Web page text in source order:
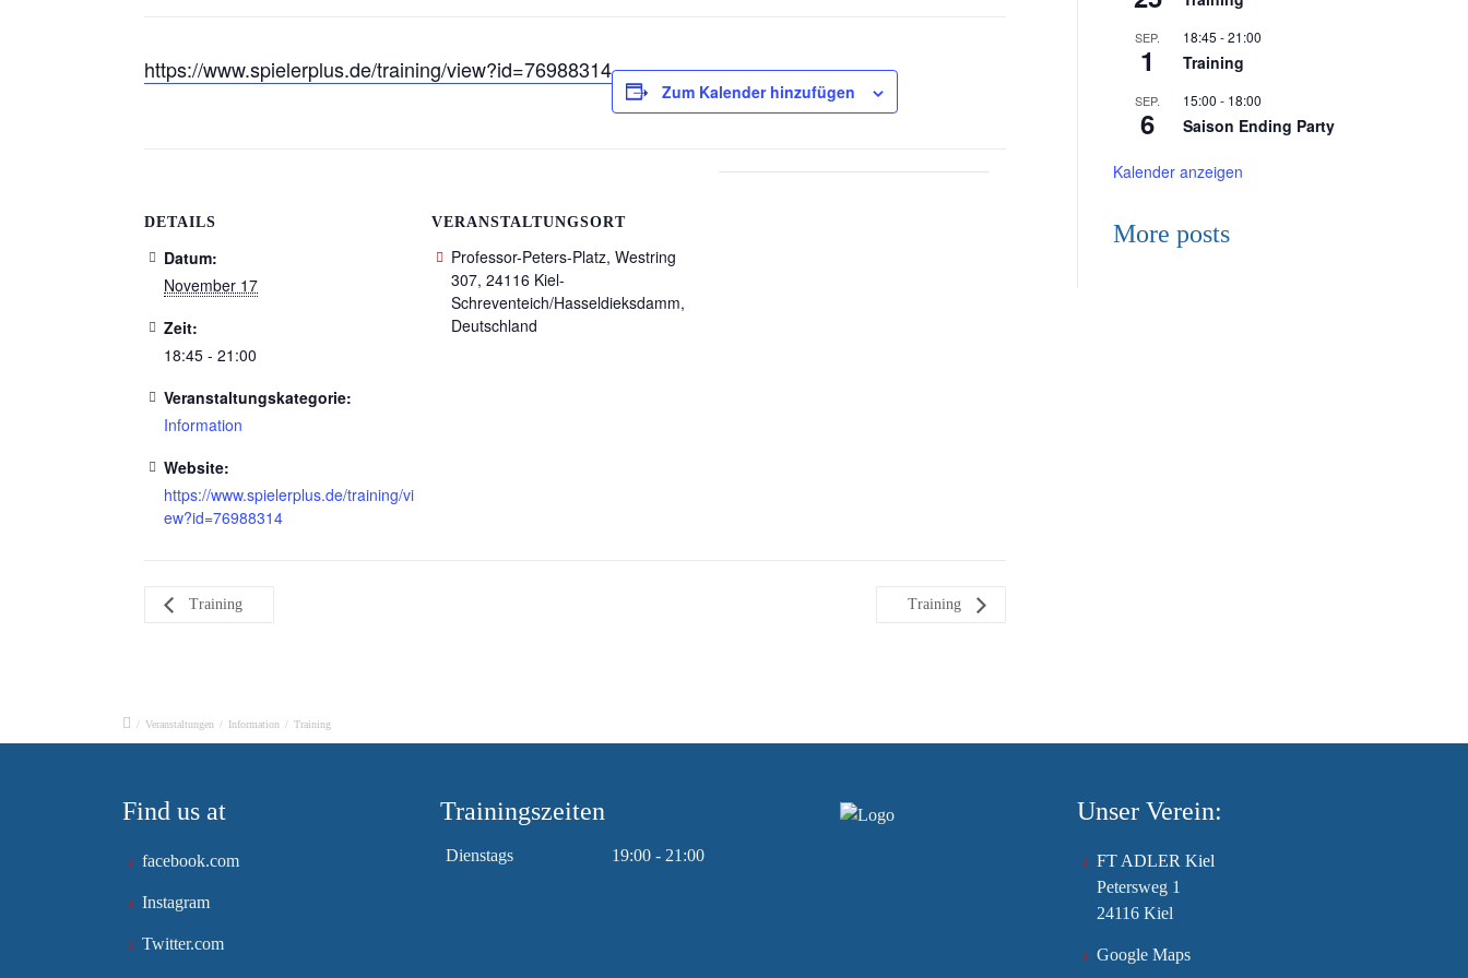
https://www.spielerplus.de/training/view?id=76988314
Zum Kalender hinzufügen
DETAILS
Datum:
November 17
Zeit:
18:45 - 21:00
Veranstaltungskategorie:
Information
Website:
https://www.spielerplus.de/training/vi
ew?id=76988314
VERANSTALTUNGSORT
Professor-Peters-Platz, Westring
307, 24116 Kiel-
Schreventeich/Hasseldieksdamm,
Deutschland
Training Training
SEP.
1
18:45 -21:00
Training
SEP.
6
15:00 - 18:00
Saison Ending Party
Kalender anzeigen
More posts
/ Veranstaltungen / Information / Training
Find us at
facebook.com
Instagram
Twitter.com
Trainingszeiten
Dienstags 19:00 - 21:00
Unser Verein:
FT ADLER Kiel
Petersweg 1
24116 Kiel
Google Maps